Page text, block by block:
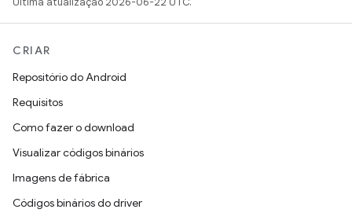
CRIAR
Repositório do Android
Requisitos
Como fazer o download
Visualizar códigos binários
Imagens de fábrica
Códigos binários do driver